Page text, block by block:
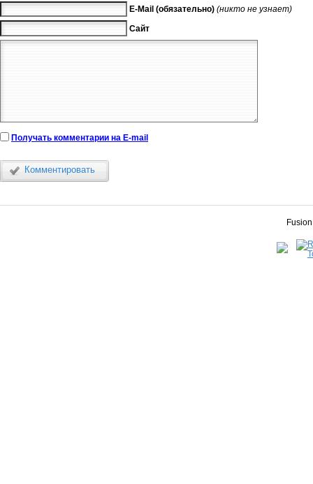
E-Mail (обязательно) (никто не узнает)
Сайт
Получать комментарии на E-mail
Комментировать